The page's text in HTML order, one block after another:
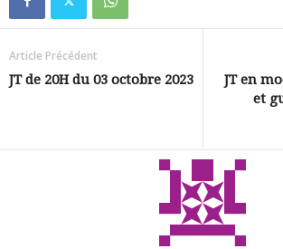
Article Précédent
JT de 20H du 03 octobre 2023
JT en
et